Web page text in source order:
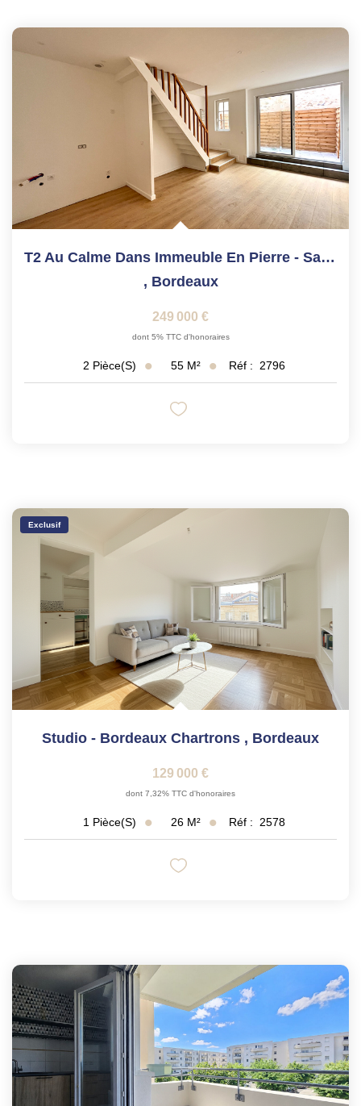
T2 Au Calme Dans Immeuble En Pierre - Saint-Michel
, Bordeaux
249 000 €
dont 5% TTC d'honoraires
2 Pièce(s) 55 M² Réf : 2796
Exclusif
Studio - Bordeaux Chartrons , Bordeaux
129 000 €
dont 7,32% TTC d'honoraires
1 Pièce(s) 26 M² Réf : 2578